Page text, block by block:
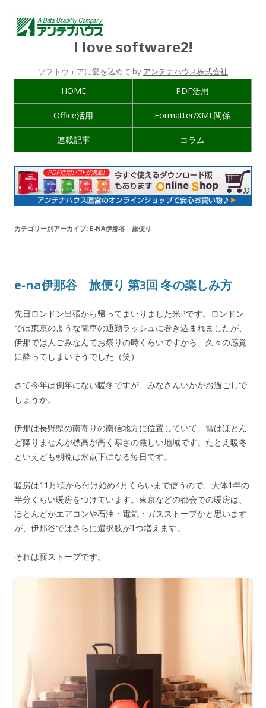
I love software2!
ソフトウェアに愛を込めて by アンテナハウス株式会社
HOME PDF活用
Office活用 Formatter/XML関係
連載記事 コラム
カテゴリー別アーカイブ: E-NA伊那谷 旅便り
e-na伊那谷 旅便り 第3回 冬の楽しみ方
先日ロンドン出張から帰ってまいりました米Pです。ロンドン
では東京のような電車の通勤ラッシュに巻き込まれましたが、
伊那では人ごみなんてお祭りの時くらいですから、久々の感覚
に酔ってしまいそうでした（笑）
さて今年は例年にない暖冬ですが、みなさんいかがお過ごしで
しょうか。
伊那は長野県の南寄りの南信地方に位置していて、雪はほとん
ど降りませんが標高が高く寒さの厳しい地域です。たとえ暖冬
といえども朝晩は氷点下になる毎日です。
暖房は11月頃から付け始め4月くらいまで使うので、大体1年の
半分くらい暖房をつけています。東京などの都会での暖房は、
ほとんどがエアコンや石油・電気・ガスストーブかと思います
が、伊那谷ではさらに選択肢が1つ増えます。
それは薪ストーブです。